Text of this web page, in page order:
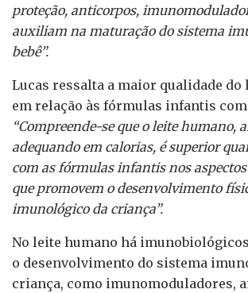
proteção, anticorpos,
auxiliam na maturação do sistema
bebê”.
Lucas ressalta a maior qualidade do
em relação às fórmulas infantis
“Compreende-se que o leite humano,
adequando em calorias, é superior
com as fórmulas infantis nos
que promovem o desenvolvimento
imunológico da criança”.
No leite humano há
o desenvolvimento do sistema
criança, como imunomoduladores,